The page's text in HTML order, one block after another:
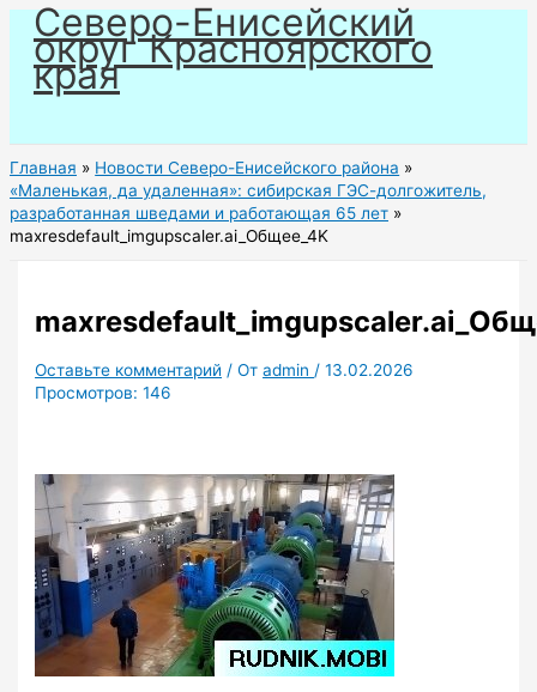
Перейти
содержимому
Северо-Енисейский
округ Красноярского
края
Главная
Новости Северо-Енисейского района
«Маленькая, да удаленная»: сибирская ГЭС-долгожитель,
разработанная шведами и работающая 65 лет
maxresdefault_imgupscaler.ai_Общее_4K
Оставьте комментарий / Отadmin /13.02.2026
Просмотров: 146